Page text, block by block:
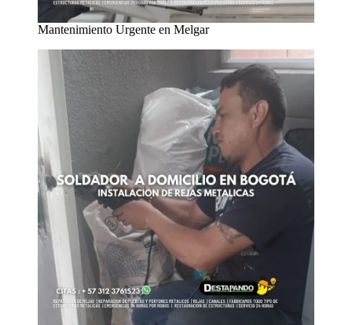
Mantenimiento Urgente en Melgar